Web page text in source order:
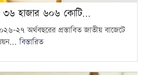
৩৬ হাজার ৬০৬ কোটি…
অর্থবছরের প্রস্তাবিত জাতীয় বাজেটে
বিস্তারিত